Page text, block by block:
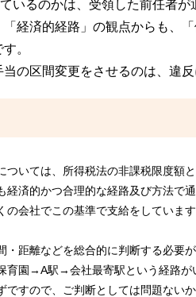
いるのかは、受領した前任者が
「経済的経路」の観点からも、
。
の区間変更をさせるのは、違
ついては、所得税法の非課税限度額
経済的かつ合理的な経路及び方法で
の会社でこの基準で支給をしています
・距離などを総合的に判断する必要が
育園→A駅→会社最寄駅という経路が
ですので、ご判断としては問題ないか